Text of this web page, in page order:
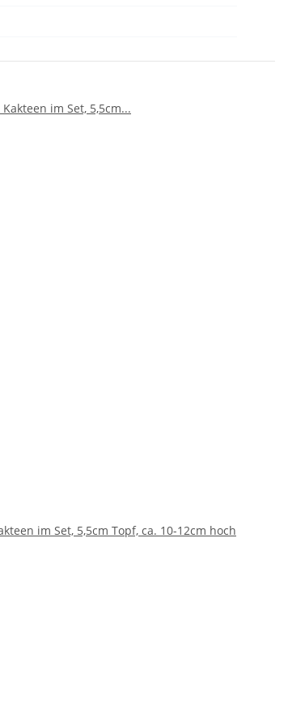
im Set, 5,5cm Topf, ca. 10-12cm hoch